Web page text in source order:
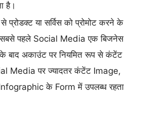
है।
प्रोडक्ट या सर्विस को प्रोमोट करने के
सबसे पहले Social Media एक बिजनेस
बाद अकाउंट पर नियमित रूप से कंटेंट
Media पर ज्यादतर कंटेंट Image,
के Form में उपलब्ध रहता